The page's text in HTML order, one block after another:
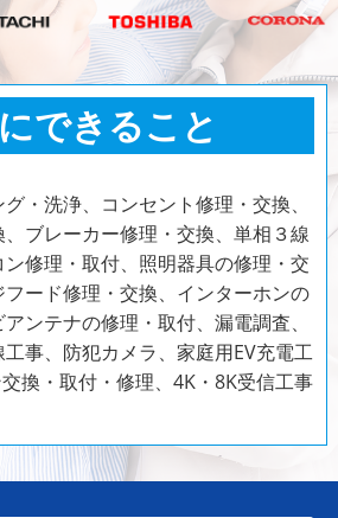
できること
・洗浄、コンセント修理・交換、
ブレーカー修理・交換、単相３線
修理・取付、照明器具の修理・交
ード修理・交換、インターホンの
ンテナの修理・取付、漏電調査、
工事、防犯カメラ、家庭用EV充電工
換・取付・修理、4K・8K受信工事